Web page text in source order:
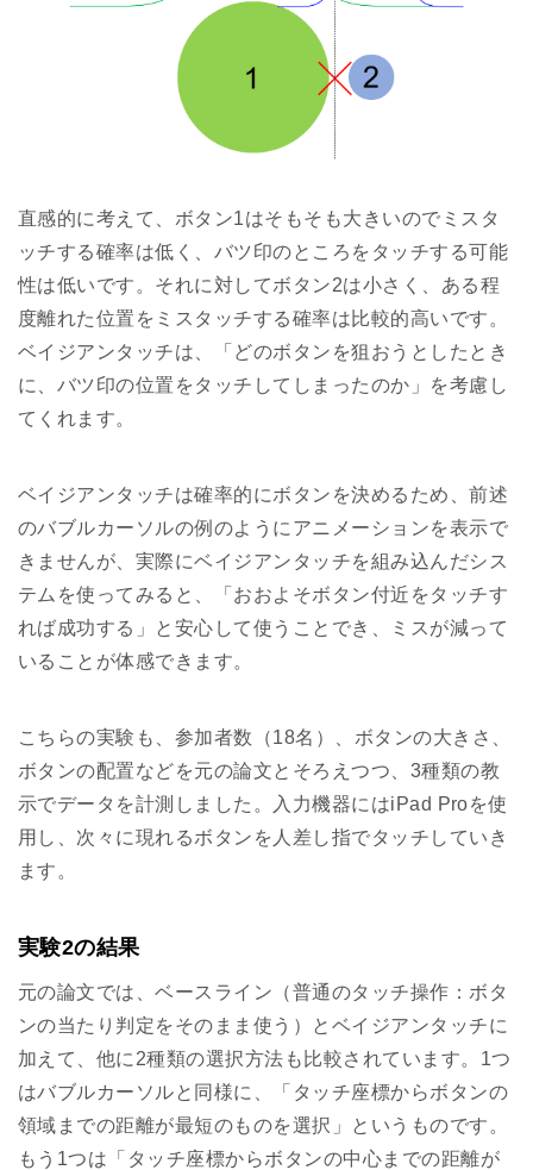
直感的に考えて、ボタン1はそもそも大きいのでミスタ
ッチする確率は低く、バツ印のところをタッチする可能
性は低いです。それに対してボタン2は小さく、ある程
度離れた位置をミスタッチする確率は比較的高いです。
ベイジアンタッチは、「どのボタンを狙おうとしたとき
に、バツ印の位置をタッチしてしまったのか」を考慮し
てくれます。
ベイジアンタッチは確率的にボタンを決めるため、前述
のバブルカーソルの例のようにアニメーションを表示で
きませんが、実際にベイジアンタッチを組み込んだシス
テムを使ってみると、「おおよそボタン付近をタッチす
れば成功する」と安心して使うことでき、ミスが減って
いることが体感できます。
こちらの実験も、参加者数（18名）、ボタンの大きさ、
ボタンの配置などを元の論文とそろえつつ、3種類の教
示でデータを計測しました。入力機器にはiPad Proを使
用し、次々に現れるボタンを人差し指でタッチしていき
ます。
実験2の結果
元の論文では、ベースライン（普通のタッチ操作：ボタ
ンの当たり判定をそのまま使う）とベイジアンタッチに
加えて、他に2種類の選択方法も比較されています。1つ
はバブルカーソルと同様に、「タッチ座標からボタンの
領域までの距離が最短のものを選択」というものです。
もう1つは「タッチ座標からボタンの中心までの距離が